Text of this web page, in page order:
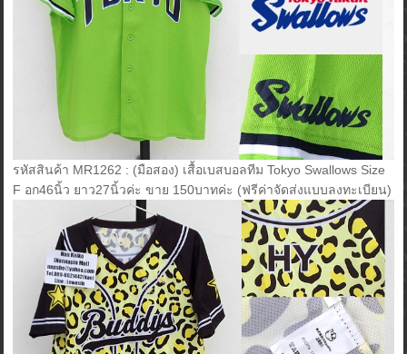
รหัสสินค้า MR1262 : (มือสอง) เสื้อเบสบอลทีม Tokyo Swallows Size
F อก46นิ้ว ยาว27นิ้วค่ะ ขาย 150บาทค่ะ (ฟรีค่าจัดส่งแบบลงทะเบียน)